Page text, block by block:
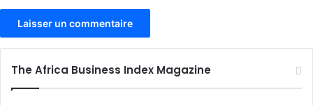
The Africa Business Index Magazine